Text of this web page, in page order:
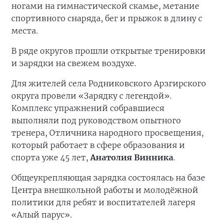
ногами на гимнастической скамье, метание
спортивного снаряда, бег и прыжок в длину с
места.
В ряде округов прошли открытые тренировки
и зарядки на свежем воздухе.
Для жителей села Родниковского Арзгирского
округа провели «Зарядку с легендой».
Комплекс упражнений собравшиеся
выполняли под руководством опытного
тренера, Отличника народного просвещения,
который работает в сфере образования и
спорта уже 45 лет, Анатолия Винника.
Общеукрепляющая зарядка состоялась на базе
Центра внешкольной работы и молодёжной
политики для ребят и воспитателей лагеря
«Алый парус».